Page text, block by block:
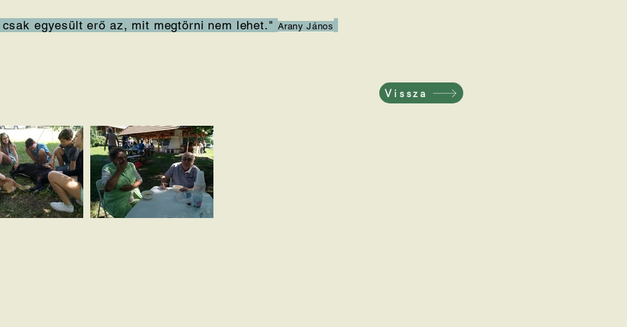
egyesült erő az, mit megtörni nem lehet." Arany János
Vissza